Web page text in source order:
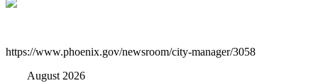
https://www.phoenix.gov/newsroom/city-manager/3058
August 2026